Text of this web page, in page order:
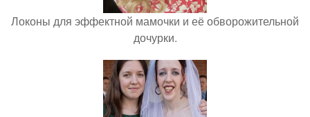
Локоны для эффектной мамочки и её обворожительной
дочурки.